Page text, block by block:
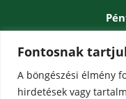
Fontosnak
A böngészési élmény
hirdetések vagy